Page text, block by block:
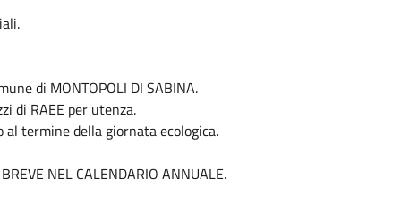
di MONTOPOLI DI SABINA.
di RAEE per utenza.
termine della giornata ecologica.
NEL CALENDARIO ANNUALE.